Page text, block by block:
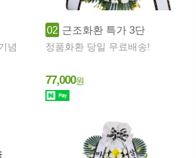
념
02 근조화환 특가 3단
정품화환 당일 무료배송!
77,000원